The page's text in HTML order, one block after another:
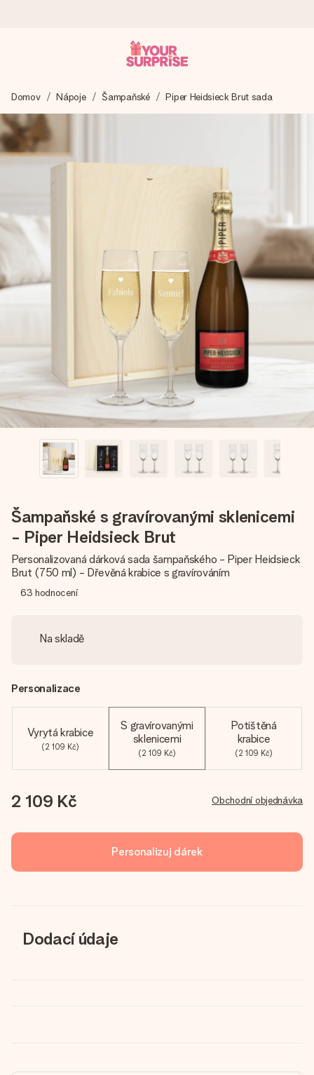
Váš dárek vytvoříme s láskou a bleskově odešleme –
abyste ho mohli darovat právě v tu správnou chvíli, kdy na
tom nejvíc záleží.
4,8 (na základě +15 000 recenzí)
Naše dárky inspirují. Zákazníci nás na Google Reviews
hodnotí známkou 4,8.
Přáníčko zdarma
Vytvořte něco jedinečného během několika kroků – s jejím
jménem, vaší fotografií nebo vzkazem, který doopravdy
zahřeje u srdce. Žádné zbytečné složitosti, jen spousta
lásky pro daný okamžik.
Domov Nápoje Šampaňské Piper Heidsieck Brut sada
Šampaňské s gravírovanými sklenicemi
- Piper Heidsieck Brut
Personalizovaná dárková sada šampaňského - Piper Heidsieck
Brut (750 ml) - Dřevěná krabice s gravírováním
63 hodnocení
Na skladě
Personalizace
Vyrytá krabice
(2 109 Kč)
S gravírovanými
sklenicemi
(2 109 Kč)
Potištěná
krabice
(2 109 Kč)
2 109 Kč Obchodní objednávka
Personalizuj dárek
Dodací údaje